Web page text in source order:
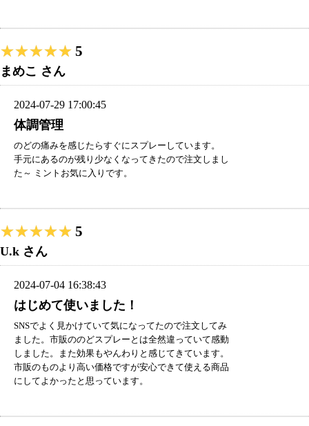
★★★★★
★★★★★ 5
まめこ さん
2024-07-29 17:00:45
体調管理
のどの痛みを感じたらすぐにスプレーしています。
手元にあるのが残り少なくなってきたので注文しまし
た～ ミントお気に入りです。
★★★★★
★★★★★ 5
U.k さん
2024-07-04 16:38:43
はじめて使いました！
SNSでよく見かけていて気になってたので注文してみ
ました。市販ののどスプレーとは全然違っていて感動
しました。また効果もやんわりと感じてきています。
市販のものより高い価格ですが安心できて使える商品
にしてよかったと思っています。